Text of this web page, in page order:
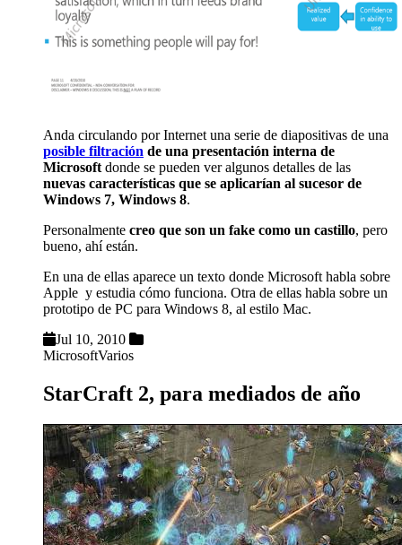
Anda circulando por Internet una serie de diapositivas de una
posible filtración de una presentación interna de
Microsoft donde se pueden ver algunos detalles de las
nuevas características que se aplicarían al sucesor de
Windows 7, Windows 8.
Personalmente creo que son un fake como un castillo, pero
bueno, ahí están.
En una de ellas aparece un texto donde Microsoft habla sobre
Apple y estudia cómo funciona. Otra de ellas habla sobre un
prototipo de PC para Windows 8, al estilo Mac.
Jul 10, 2010
MicrosoftVarios
StarCraft 2, para mediados de año